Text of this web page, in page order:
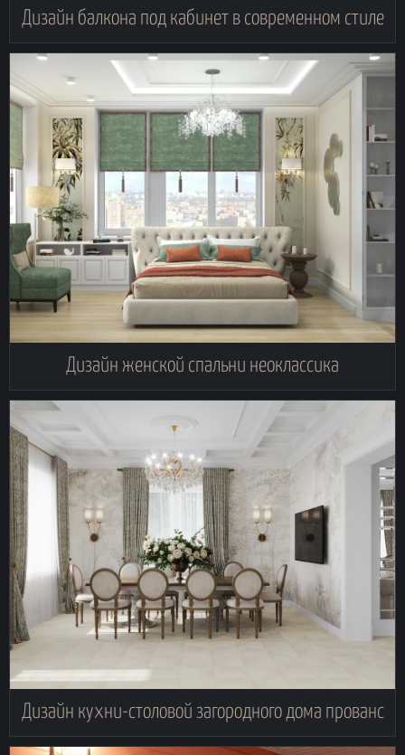
Дизайн балкона под кабинет в современном стиле
Дизайн женской спальни неоклассика
Дизайн кухни-столовой загородного дома прованс